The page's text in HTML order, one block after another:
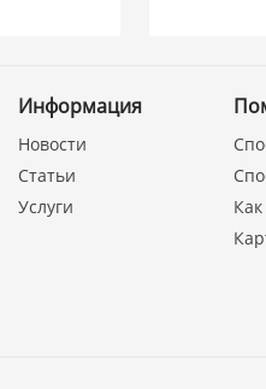
Информация
Новости
Статьи
Услуги